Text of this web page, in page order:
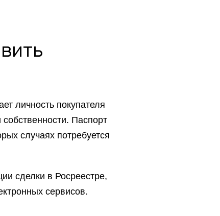
личность покупателя
собственности. Паспорт
случаях потребуется
сделки в Росреестре,
сервисов.